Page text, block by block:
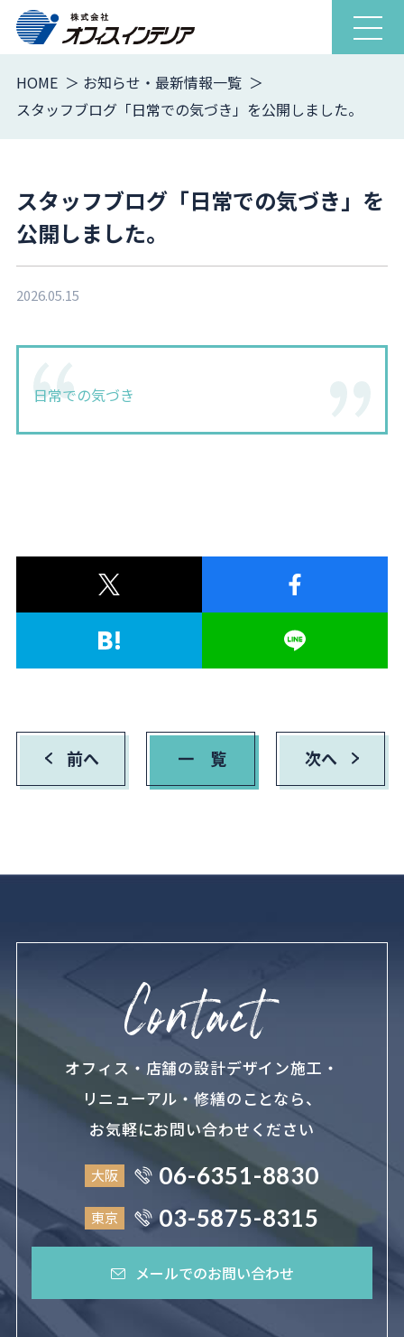
ナ
ビ
ョ
を
開
HOME
お知らせ・最新情報一覧
スタッフブログ「日常での気づき」を公開しました。
スタッフブログ「日常での気づき」を
公開しました。
2026.05.15
日常での気づき
前へ 一 覧 次へ
オフィス・店舗の設計デザイン施工・
リニューアル・修繕のことなら、
お気軽にお問い合わせください
大阪 06-6351-8830
東京 03-5875-8315
メールでのお問い合わせ